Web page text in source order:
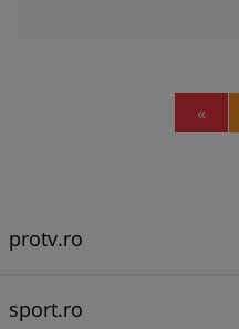
«
protv.ro
sport.ro